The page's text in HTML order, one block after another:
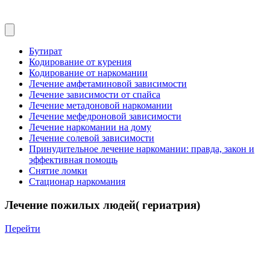
Бутират
Кодирование от курения
Кодирование от наркомании
Лечение амфетаминовой зависимости
Лечение зависимости от спайса
Лечение метадоновой наркомании
Лечение мефедроновой зависимости
Лечение наркомании на дому
Лечение солевой зависимости
Принудительное лечение наркомании: правда, закон и
эффективная помощь
Снятие ломки
Стационар наркомания
Лечение пожилых людей( гериатрия)
Перейти